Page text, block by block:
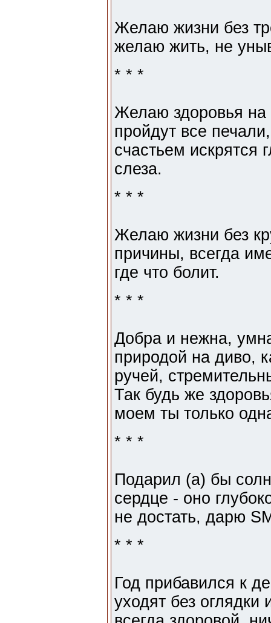
Желаю жизни без
желаю жить, не
* * *
Желаю здоровья на
пройдут все
счастьем искрятся
слеза.
* * *
Желаю жизни без
причины, всегда
где что болит.
* * *
Добра и нежна,
природой на диво,
ручей,
Так будь же
моем ты только
* * *
Подарил (а) бы
сердце - оно
не достать, дарю
* * *
Год прибавился к
уходят без